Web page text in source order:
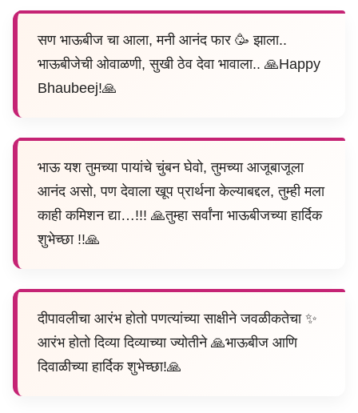
सण भाऊबीज चा आला, मनी आनंद फार 🥳 झाला..
भाऊबीजेची ओवाळणी, सुखी ठेव देवा भावाला.. 🙏Happy
Bhaubeej!🙏
भाऊ यश तुमच्या पायांचे चुंबन घेवो, तुमच्या आजूबाजूला
आनंद असो, पण देवाला खूप प्रार्थना केल्याबद्दल, तुम्ही मला
काही कमिशन द्या…!!! 🙏तुम्हा सर्वांना भाऊबीजच्या हार्दिक
शुभेच्छा !!🙏
दीपावलीचा आरंभ होतो पणत्यांच्या साक्षीने जवळीकतेचा ✨
आरंभ होतो दिव्या दिव्याच्या ज्योतीने 🙏भाऊबीज आणि
दिवाळीच्या हार्दिक शुभेच्छा!🙏